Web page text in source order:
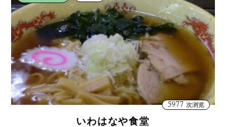
5977 次浏览
いわはなや食堂